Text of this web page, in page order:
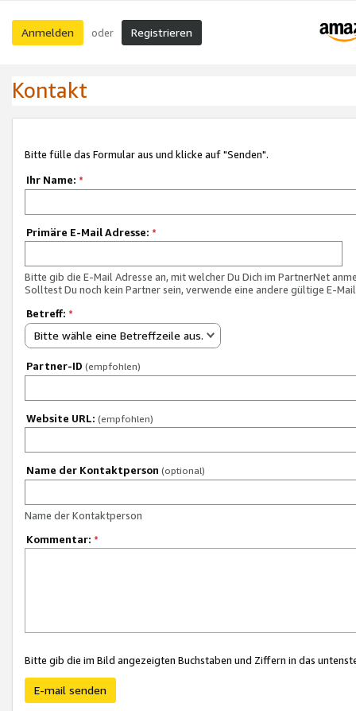
Anmelden oder Registrieren
Kontakt
Bitte fülle das Formular aus und klicke auf "Senden".
Ihr Name: *
Primäre E-Mail Adresse: *
Bitte gib die E-Mail Adresse an, mit welcher Du Dich im PartnerNet
Solltest Du noch kein Partner sein, verwende eine andere gültige E-
Betreff: *
Bitte wähle eine Betreffzeile aus.
Partner-ID (empfohlen)
Website URL: (empfohlen)
Name der Kontaktperson (optional)
Name der Kontaktperson
Kommentar: *
Bitte gib die im Bild angezeigten Buchstaben und Ziffern in das
E-mail senden